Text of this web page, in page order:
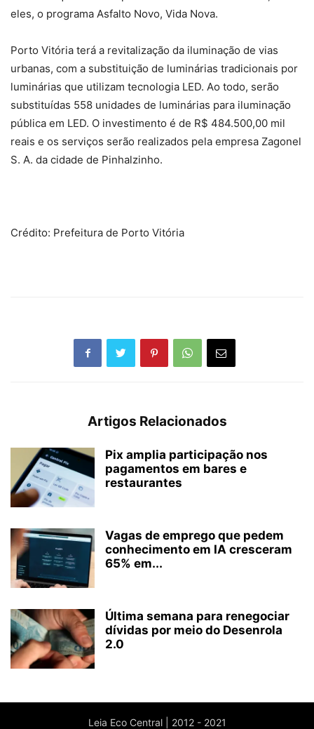
eles, o programa Asfalto Novo, Vida Nova.
Porto Vitória terá a revitalização da iluminação de vias
urbanas, com a substituição de luminárias tradicionais por
luminárias que utilizam tecnologia LED. Ao todo, serão
substituídas 558 unidades de luminárias para iluminação
pública em LED. O investimento é de R$ 484.500,00 mil
reais e os serviços serão realizados pela empresa Zagonel
S. A. da cidade de Pinhalzinho.
Crédito: Prefeitura de Porto Vitória
Artigos Relacionados
Pix amplia participação nos
pagamentos em bares e
restaurantes
Vagas de emprego que pedem
conhecimento em IA cresceram
65% em...
Última semana para renegociar
dívidas por meio do Desenrola
2.0
Leia Eco Central | 2012 - 2021